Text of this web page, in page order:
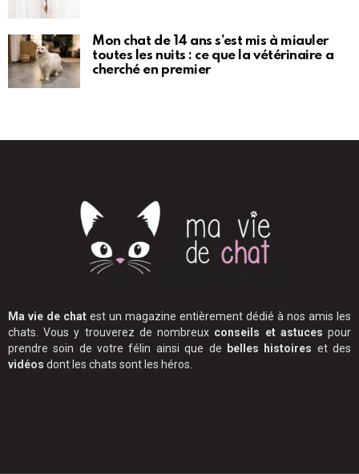
Mon chat de 14 ans s’est mis à miauler
toutes les nuits : ce que la vétérinaire a
cherché en premier
Ma vie de chat est un magazine entièrement dédié à nos amis les
chats. Vous y trouverez de nombreux conseils et astuces pour
prendre soin de votre félin ainsi que de
belles histoires et des
vidéos dont les chats sont les héros.